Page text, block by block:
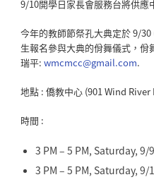
9/10開學日家長會服務台將供應
今年的教師節祭孔大典定於 9/
生報名參與大典的佾舞儀式，
瑞平: wmcmcc@gmail.com.
地點 : 僑教中心 (901 Wind
時間 :
3 PM – 5 PM, Saturday, 9/
3 PM – 5 PM, Saturday, 9/